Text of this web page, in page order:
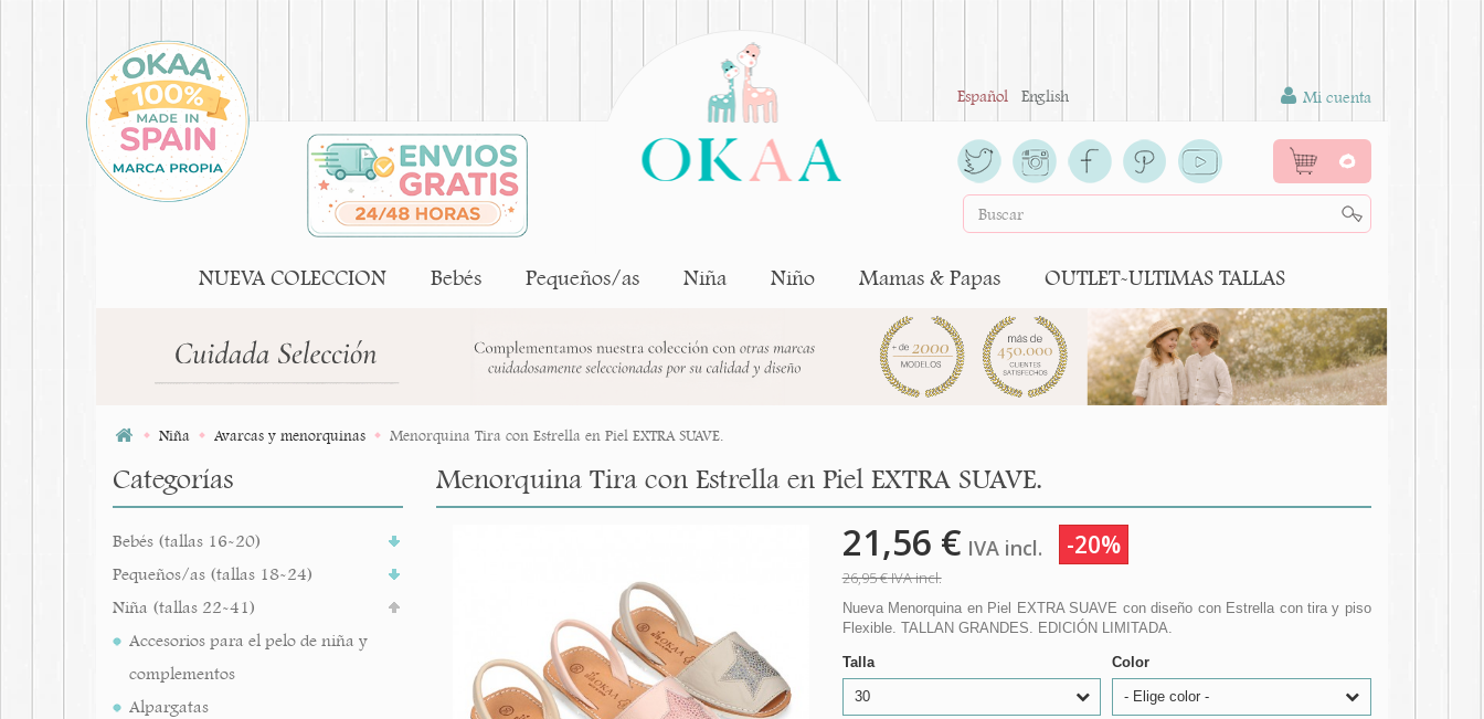
Español English Mi cuenta
0
NUEVA COLECCION Bebés Pequeños/as Niña Niño Mamas & Papas OUTLET-ULTIMAS TALLAS
Niña Avarcas y menorquinas Menorquina Tira con Estrella en Piel EXTRA SUAVE.
Categorías
Bebés (tallas 16-20)
Pequeños/as (tallas 18-24)
Niña (tallas 22-41)
Accesorios para el pelo de niña y
complementos
Alpargatas
Menorquina Tira con Estrella en Piel EXTRA SUAVE.
21,56 € IVA incl. -20%
26,95 €IVA incl.
Nueva Menorquina en Piel EXTRA SUAVE con diseño con Estrella con tira y piso
Flexible. TALLAN GRANDES. EDICIÓN LIMITADA.
Talla
30
Color
- Elige color -